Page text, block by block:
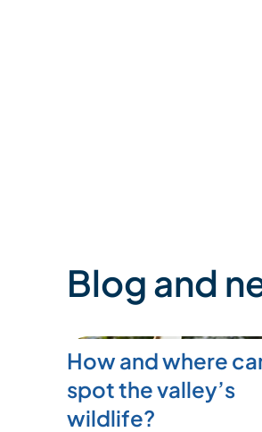
Blog and
How and where
spot the valley’s
wildlife?